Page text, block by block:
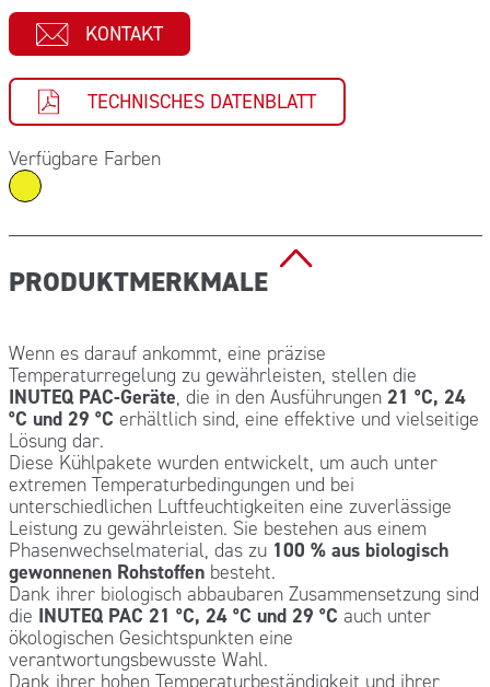
KONTAKT
TECHNISCHES DATENBLATT
Verfügbare Farben
PRODUKTMERKMALE
Wenn es darauf ankommt, eine präzise
Temperaturregelung zu gewährleisten, stellen die
INUTEQ PAC-Geräte, die in den Ausführungen 21 °C, 24
°C und 29 °C erhältlich sind, eine effektive und vielseitige
Lösung dar.
Diese Kühlpakete wurden entwickelt, um auch unter
extremen Temperaturbedingungen und bei
unterschiedlichen Luftfeuchtigkeiten eine zuverlässige
Leistung zu gewährleisten. Sie bestehen aus einem
Phasenwechselmaterial, das zu 100 % aus biologisch
gewonnenen Rohstoffenbesteht.
Dank ihrer biologisch abbaubaren Zusammensetzung sind
die INUTEQ PAC 21 °C, 24 °C und 29 °C auch unter
ökologischen Gesichtspunkten eine
verantwortungsbewusste Wahl.
Dank ihrer hohen Temperaturbeständigkeit und ihrer